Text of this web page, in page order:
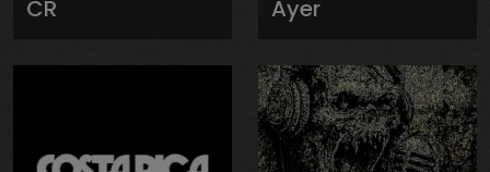
CR
Ayer